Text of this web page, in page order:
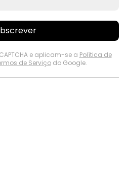
e aplicam-se a Política de
de Serviçodo Google.